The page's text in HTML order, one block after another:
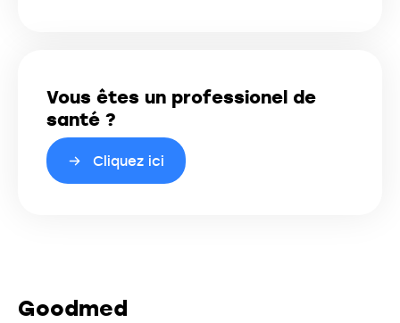
Vous êtes un professionel de
santé ?
Cliquez ici
Goodmed